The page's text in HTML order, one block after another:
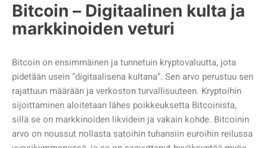
Bitcoin – Digitaalinen kulta ja
markkinoiden veturi
Bitcoin on ensimmäinen ja tunnetuin kryptovaluutta, jota
pidetään usein ”digitaalisena kultana”. Sen arvo perustuu sen
rajattuun määrään ja verkoston turvallisuuteen. Kryptoihin
sijoittaminen aloitetaan lähes poikkeuksetta Bitcoinista,
sillä se on markkinoiden likvidein ja vakain kohde. Bitcoinin
arvo on noussut nollasta satoihin tuhansiin euroihin reilussa